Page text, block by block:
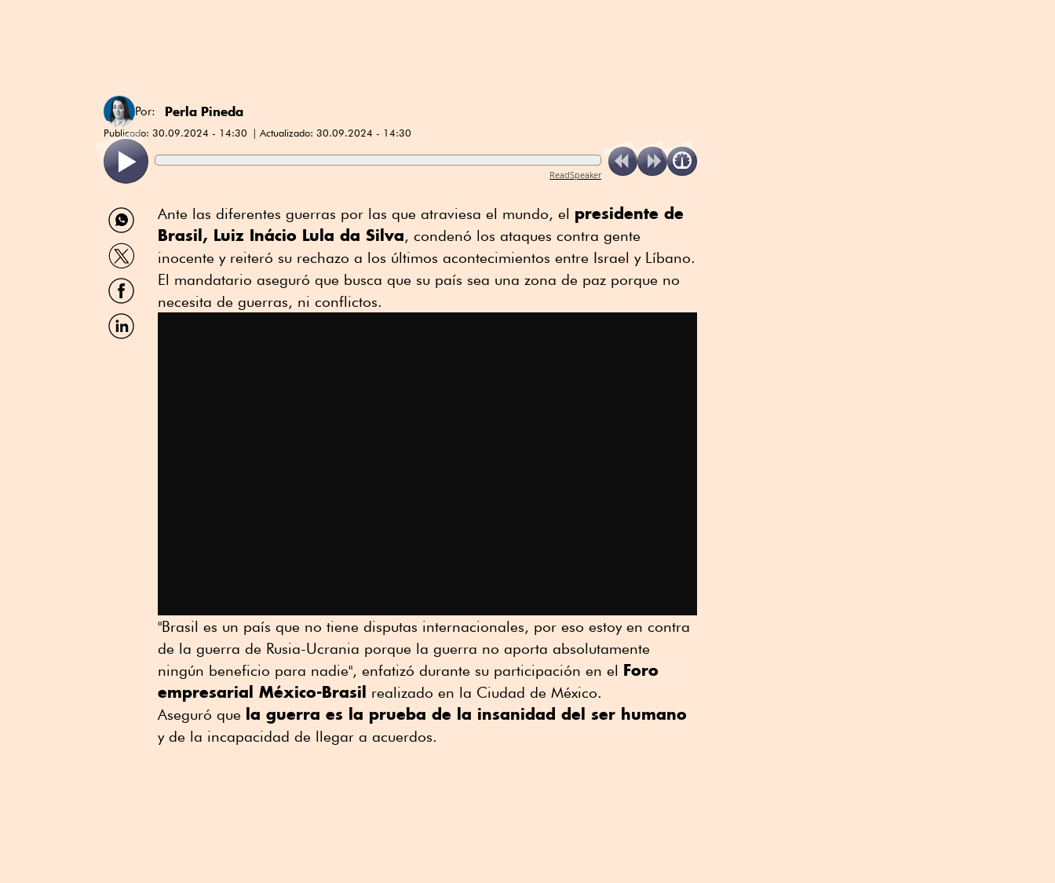
Por: Perla Pineda
Publicado: 30.09.2024 - 14:30 Actualizado: 30.09.2024 - 14:30
ReadSpeaker
Compartir
por
WhatsApp
Compartir
por
Twitter
Compartir
por
Facebook
Compartir
por
Ante las diferentes guerras por las que atraviesa el mundo, el presidente de
Brasil, Luiz Inácio Lula da Silva, condenó los ataques contra gente
inocente y reiteró su rechazo a los últimos acontecimientos entre Israel y Líbano.
El mandatario aseguró que busca que su país sea una zona de paz porque no
necesita de guerras, ni conflictos.
"Brasil es un país que no tiene disputas internacionales, por eso estoy en contra
de la guerra de Rusia-Ucrania porque la guerra no aporta absolutamente
ningún beneficio para nadie", enfatizó durante su participación en el Foro
empresarial México-Brasil
realizado en la Ciudad de México.
Aseguró que la guerra es la prueba de la insanidad del ser humano
y de la incapacidad de llegar a acuerdos.